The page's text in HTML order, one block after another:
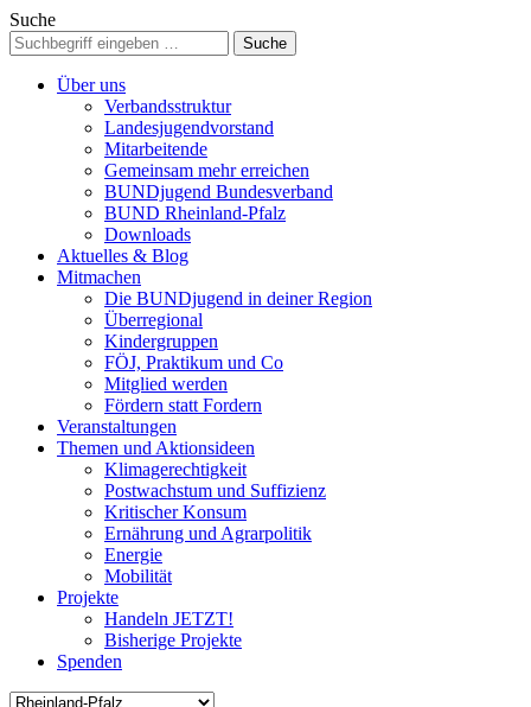
Suche
Über uns
Verbandsstruktur
Landesjugendvorstand
Mitarbeitende
Gemeinsam mehr erreichen
BUNDjugend Bundesverband
BUND Rheinland-Pfalz
Downloads
Aktuelles & Blog
Mitmachen
Die BUNDjugend in deiner Region
Überregional
Kindergruppen
FÖJ, Praktikum und Co
Mitglied werden
Fördern statt Fordern
Veranstaltungen
Themen und Aktionsideen
Klimagerechtigkeit
Postwachstum und Suffizienz
Kritischer Konsum
Ernährung und Agrarpolitik
Energie
Mobilität
Projekte
Handeln JETZT!
Bisherige Projekte
Spenden